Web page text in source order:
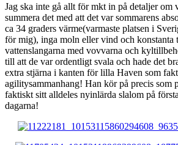
Jag ska inte gå allt för mkt in på detaljer om
summera det med att det var sommarens
ca 34 graders värme(varmaste platsen i
för mig), inga moln eller vind och konstanta
vattenslangarna med vovvarna och
till att de var ordentligt svala och hade det
extra stjärna i kanten för lilla Haven som
agilitysammanhang! Han kör på precis som
faktiskt sitt alldeles nyinlärda slalom på
dagarna!